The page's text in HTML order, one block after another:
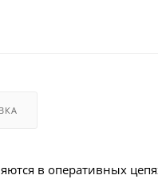
в оперативных